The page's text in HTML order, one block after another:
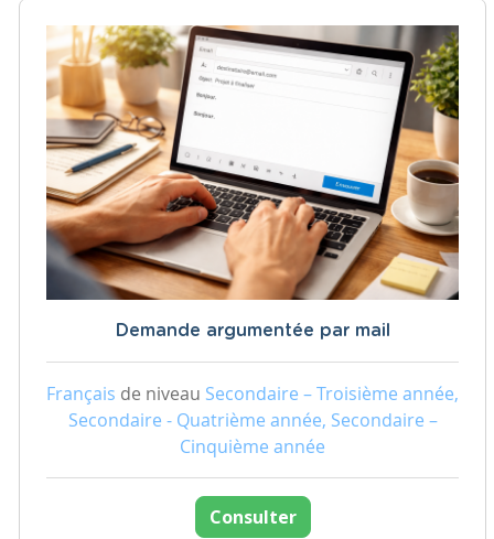
Demande argumentée par mail
Français de niveau Secondaire – Troisième année,
Secondaire - Quatrième année, Secondaire –
Cinquième année
Consulter